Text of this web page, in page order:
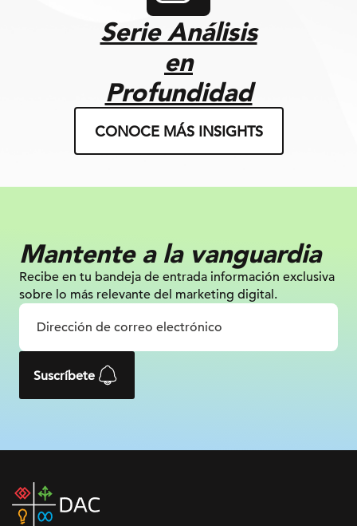
Serie Análisis
en
Profundidad
CONOCE MÁS INSIGHTS
Mantente a la vanguardia
Recibe en tu bandeja de entrada información exclusiva
sobre lo más relevante del marketing digital.
Suscríbete
DAC
home